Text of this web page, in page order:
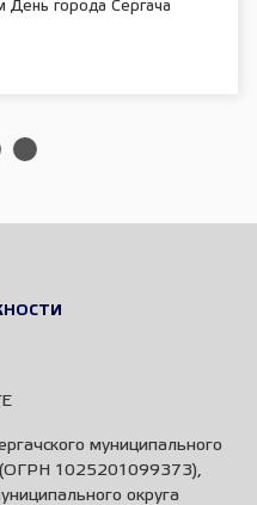
День города Сергача
муниципального
(ОГРН 1025201099373),
округа